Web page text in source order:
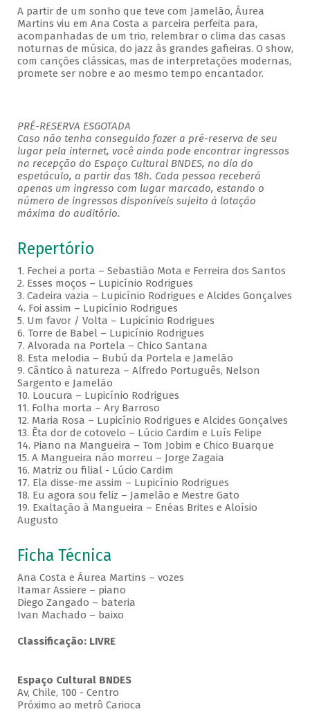
A partir de um sonho que teve com Jamelão, Áurea
Martins viu em Ana Costa a parceira perfeita para,
acompanhadas de um trio, relembrar o clima das casas
noturnas de música, do jazz às grandes gafieiras. O show,
com canções clássicas, mas de interpretações modernas,
promete ser nobre e ao mesmo tempo encantador.
PRÉ-RESERVA ESGOTADA
Caso não tenha conseguido fazer a pré-reserva de seu
lugar pela internet, você ainda pode encontrar ingressos
na recepção do Espaço Cultural BNDES, no dia do
espetáculo, a partir das 18h. Cada pessoa receberá
apenas um ingresso com lugar marcado, estando o
número de ingressos disponíveis sujeito à lotação
máxima do auditório.
Repertório
1. Fechei a porta – Sebastião Mota e Ferreira dos Santos
2. Esses moços – Lupicínio Rodrigues
3. Cadeira vazia – Lupicínio Rodrigues e Alcides Gonçalves
4. Foi assim – Lupicínio Rodrigues
5. Um favor / Volta – Lupicínio Rodrigues
6. Torre de Babel – Lupicínio Rodrigues
7. Alvorada na Portela – Chico Santana
8. Esta melodia – Bubú da Portela e Jamelão
9. Cântico à natureza – Alfredo Português, Nelson
Sargento e Jamelão
10. Loucura – Lupicínio Rodrigues
11. Folha morta – Ary Barroso
12. Maria Rosa – Lupicínio Rodrigues e Alcides Gonçalves
13. Êta dor de cotovelo – Lúcio Cardim e Luís Felipe
14. Piano na Mangueira – Tom Jobim e Chico Buarque
15. A Mangueira não morreu – Jorge Zagaia
16. Matriz ou filial - Lúcio Cardim
17. Ela disse-me assim – Lupicínio Rodrigues
18. Eu agora sou feliz – Jamelão e Mestre Gato
19. Exaltação à Mangueira – Enéas Brites e Aloísio
Augusto
Ficha Técnica
Ana Costa e Áurea Martins – vozes
Itamar Assiere – piano
Diego Zangado – bateria
Ivan Machado – baixo
Classificação: LIVRE
Espaço Cultural BNDES
Av, Chile, 100 - Centro
Próximo ao metrô Carioca